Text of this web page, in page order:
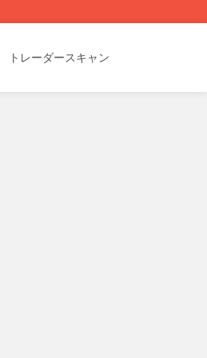
トレーダースキャン